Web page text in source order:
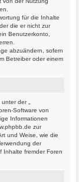
für die Inhalte
die er nicht zur
Benutzerkonto,
abzuändern, sofern
Betreiber oder einem
der „
Software von
Informationen
zur
und Weise, wie die
der
Inhalte fremder Foren